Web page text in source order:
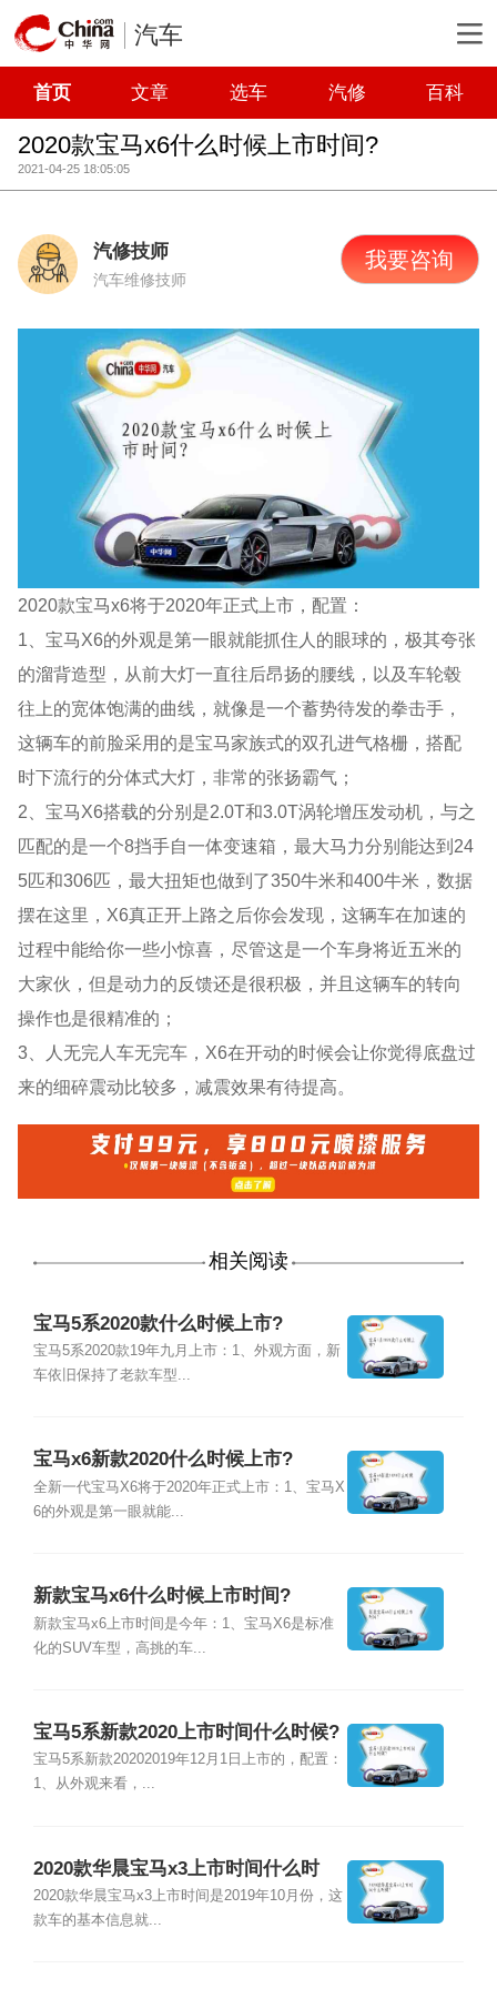
汽车
首页 文章 选车 汽修 百科
2020款宝马x6什么时候上市时间?
2021-04-25 18:05:05
汽修技师
汽车维修技师
我要咨询
2020款宝马x6将于2020年正式上市，配置：
1、宝马X6的外观是第一眼就能抓住人的眼球的，极其夸张
的溜背造型，从前大灯一直往后昂扬的腰线，以及车轮毂
往上的宽体饱满的曲线，就像是一个蓄势待发的拳击手，
这辆车的前脸采用的是宝马家族式的双孔进气格栅，搭配
时下流行的分体式大灯，非常的张扬霸气；
2、宝马X6搭载的分别是2.0T和3.0T涡轮增压发动机，与之
匹配的是一个8挡手自一体变速箱，最大马力分别能达到24
5匹和306匹，最大扭矩也做到了350牛米和400牛米，数据
摆在这里，X6真正开上路之后你会发现，这辆车在加速的
过程中能给你一些小惊喜，尽管这是一个车身将近五米的
大家伙，但是动力的反馈还是很积极，并且这辆车的转向
操作也是很精准的；
3、人无完人车无完车，X6在开动的时候会让你觉得底盘过
来的细碎震动比较多，减震效果有待提高。
相关阅读
宝马5系2020款什么时候上市?
宝马5系2020款19年九月上市：1、外观方面，新
车依旧保持了老款车型...
宝马x6新款2020什么时候上市?
全新一代宝马X6将于2020年正式上市：1、宝马X
6的外观是第一眼就能...
新款宝马x6什么时候上市时间?
新款宝马x6上市时间是今年：1、宝马X6是标准
化的SUV车型，高挑的车...
宝马5系新款2020上市时间什么时候?
宝马5系新款20202019年12月1日上市的，配置：
1、从外观来看，...
2020款华晨宝马x3上市时间什么时
候?
2020款华晨宝马x3上市时间是2019年10月份，这
款车的基本信息就...